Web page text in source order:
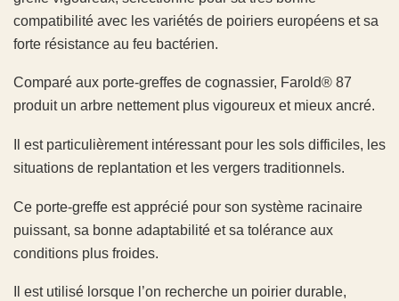
compatibilité avec les variétés de poiriers européens et sa
forte résistance au feu bactérien.
Comparé aux porte-greffes de cognassier, Farold® 87
produit un arbre nettement plus vigoureux et mieux ancré.
Il est particulièrement intéressant pour les sols difficiles, les
situations de replantation et les vergers traditionnels.
Ce porte-greffe est apprécié pour son système racinaire
puissant, sa bonne adaptabilité et sa tolérance aux
conditions plus froides.
Il est utilisé lorsque l’on recherche un poirier durable,